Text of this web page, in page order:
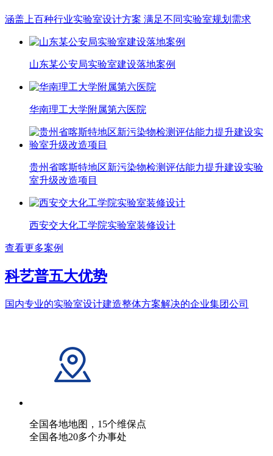
涵盖上百种行业实验室设计方案 满足不同实验室规划需求
山东某公安局实验室建设落地案例
华南理工大学附属第六医院
贵州省喀斯特地区新污染物检测评估能力提升建设实验
室升级改造项目
西安交大化工学院实验室装修设计
查看更多案例
科艺普五大优势
国内专业的实验室设计建造整体方案解决的企业集团公司
全国各地地图，15个维保点
全国各地20多个办事处